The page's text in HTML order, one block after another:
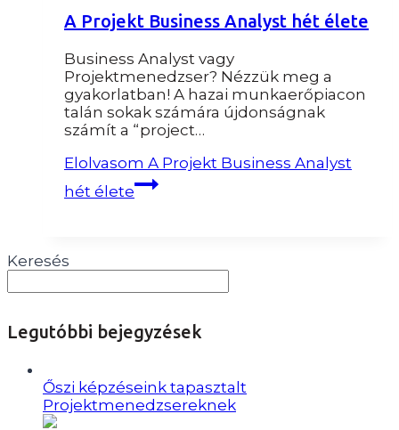
A Projekt Business Analyst hét élete
Business Analyst vagy
Projektmenedzser? Nézzük meg a
gyakorlatban! A hazai munkaerőpiacon
talán sokak számára újdonságnak
számít a “project…
Elolvasom A Projekt Business Analyst
hét élete
Keresés
Legutóbbi bejegyzések
Őszi képzéseink tapasztalt
Projektmenedzsereknek